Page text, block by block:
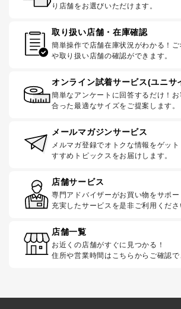
り店舗をお選びいただけます。
取り扱い店舗・在庫確認
簡単操作で店舗在庫状況がわかる！
や取り扱い店舗の確認ができます。
オンライン試着サービス(ユニサ
簡単なアンケートに回答するだけ！
合った最適なサイズをご提案します。
メールマガジンサービス
メルマガ登録でオトクな情報をゲッ
すすめトピックスをお届けします。
店舗サービス
専門アドバイザーがお買い物をサポー
充実したサービスを是非ご利用くださ
店舗一覧
お近くの店舗がすぐに見つかる！
住所や営業時間はこちらからご確認で